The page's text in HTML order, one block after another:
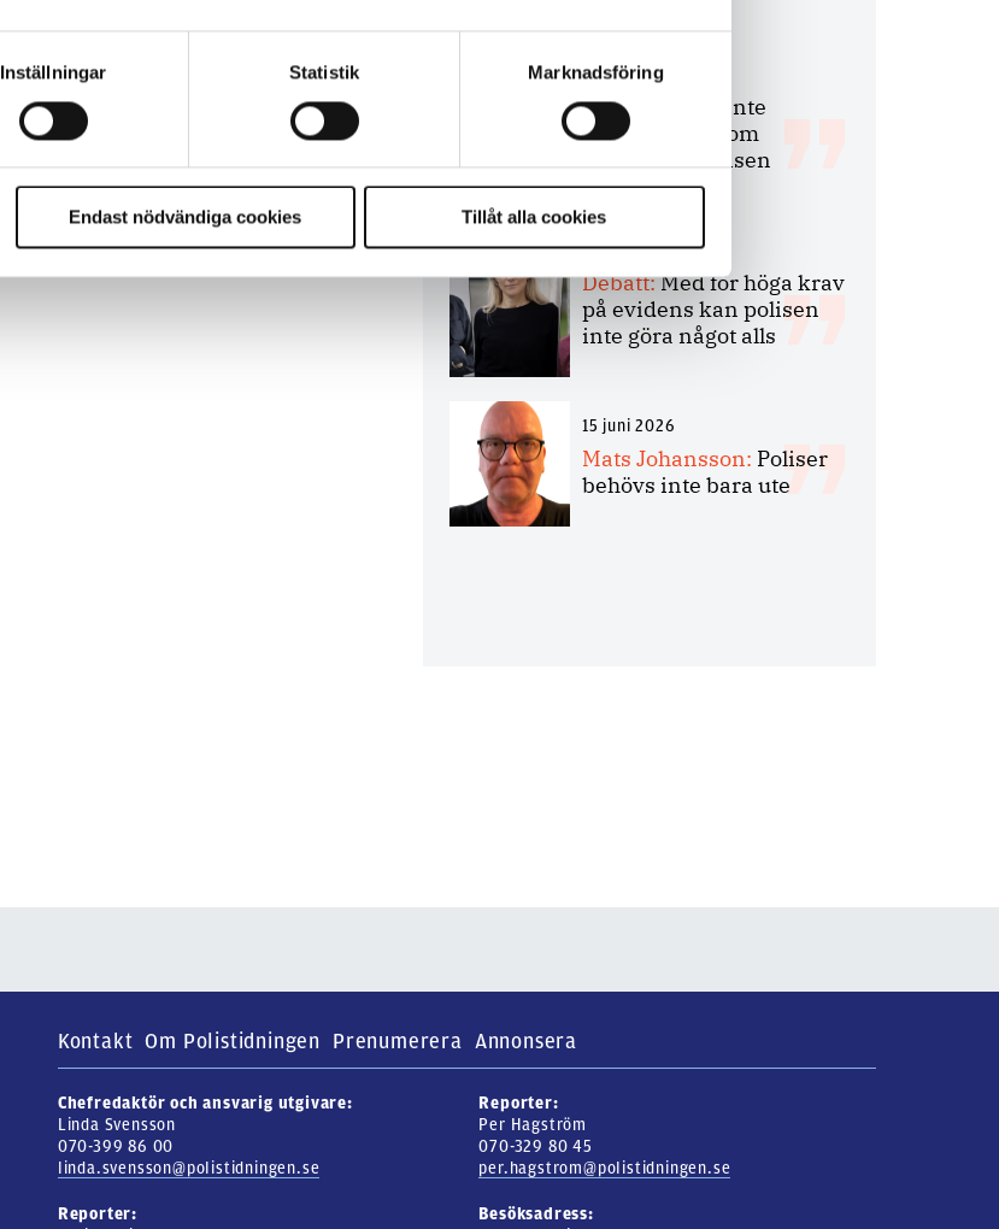
Inställningar Statistik Marknadsföring
Endast nödvändiga cookies Tillåt alla cookies
8 juli 2026
Replik:
Det är inte
evidenskrav som
bakbinder polisen
7 juli 2026
Debatt:Med för höga krav
på evidens kan polisen
inte göra något alls
15 juni 2026
Mats Johansson: Poliser
behövs inte bara ute
Kontakt Om Polistidningen Prenumerera Annonsera
Chefredaktör och ansvarig utgivare:
Linda Svensson
070-399 86 00
linda.svensson@polistidningen.se
Reporter:
Per Hagström
070-329 80 45
per.hagstrom@polistidningen.se
Reporter:
Besöksadress: